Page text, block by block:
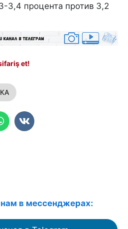
3,4 процента против 3,2
et!
в мессенджерах: